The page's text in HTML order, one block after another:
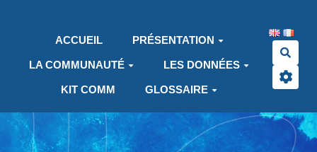
ACCUEIL
PRÉSENTATION
LA COMMUNAUTÉ LES DONNÉES
KIT COMM GLOSSAIRE